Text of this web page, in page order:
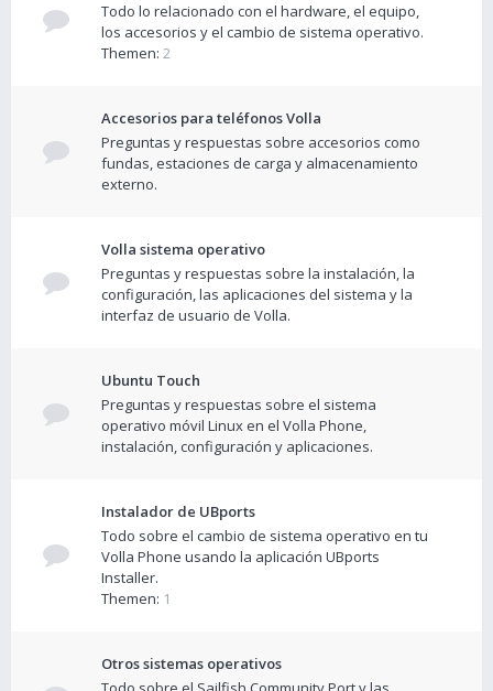
Todo lo relacionado con el hardware, el equipo,
los accesorios y el cambio de sistema operativo.
Themen: 2
Accesorios para teléfonos Volla
Preguntas y respuestas sobre accesorios como
fundas, estaciones de carga y almacenamiento
externo.
Volla sistema operativo
Preguntas y respuestas sobre la instalación, la
configuración, las aplicaciones del sistema y la
interfaz de usuario de Volla.
Ubuntu Touch
Preguntas y respuestas sobre el sistema
operativo móvil Linux en el Volla Phone,
instalación, configuración y aplicaciones.
Instalador de UBports
Todo sobre el cambio de sistema operativo en tu
Volla Phone usando la aplicación UBports
Installer.
Themen: 1
Otros sistemas operativos